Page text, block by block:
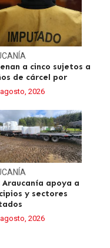
a cinco sujetos a
de cárcel por
2026
Araucanía apoya a
y sectores
2026